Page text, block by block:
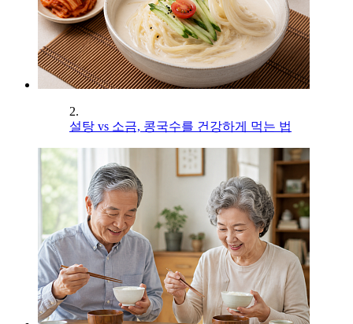
2.
설탕 vs 소금, 콩국수를 건강하게 먹는 법